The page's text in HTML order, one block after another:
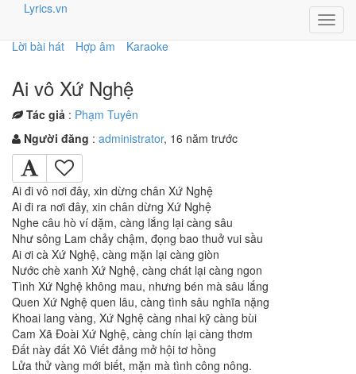
Lyrics.vn
Lời bài hát Hợp âm Karaoke
Ai vô Xứ Nghệ
Tác giả : Phạm Tuyên
Người đăng : administrator, 16 năm trước
Ai đi vô nơi đây, xin dừng chân Xứ Nghệ
Ai đi ra nơi đây, xin chân dừng Xứ Nghệ
Nghe câu hò ví dặm, càng lắng lại càng sâu
Như sông Lam chảy chậm, đọng bao thuở vui sầu
Ai ơi cà Xứ Nghệ, càng mặn lại càng giòn
Nước chè xanh Xứ Nghệ, càng chát lại càng ngon
Tình Xứ Nghệ không mau, nhưng bén mà sâu lắng
Quen Xứ Nghệ quen lâu, càng tình sâu nghĩa nặng
Khoai lang vàng, Xứ Nghệ càng nhai kỹ càng bùi
Cam Xã Đoài Xứ Nghệ, càng chín lại càng thơm
Đất này đất Xô Viết đảng mở hội tơ hồng
Lửa thử vàng mới biết, mặn mà tình công nông.